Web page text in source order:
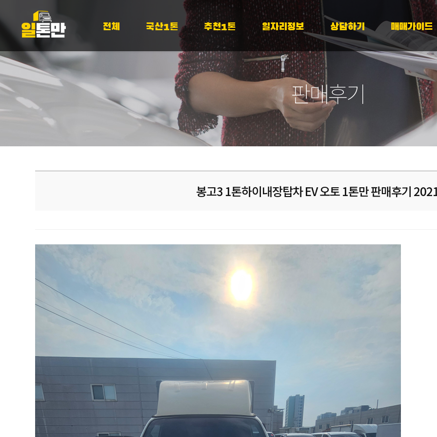
전체 국산1톤 추천1톤 일자리정보 상담하기 매매가이드
판매후기
봉고3 1톤하이내장탑차 EV 오토 1톤만 판매후기